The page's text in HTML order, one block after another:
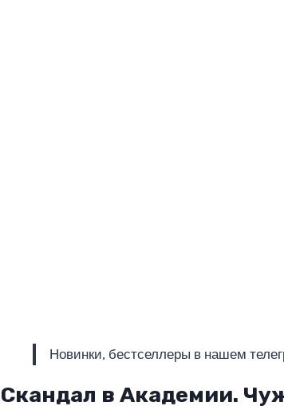
Новинки, бестселлеры в нашем
Скандал в Академии.